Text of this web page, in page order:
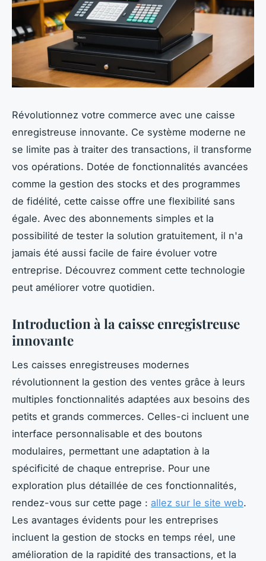
Révolutionnez votre commerce avec une caisse
enregistreuse innovante. Ce système moderne ne
se limite pas à traiter des transactions, il transforme
vos opérations. Dotée de fonctionnalités avancées
comme la gestion des stocks et des programmes
de fidélité, cette caisse offre une flexibilité sans
égale. Avec des abonnements simples et la
possibilité de tester la solution gratuitement, il n'a
jamais été aussi facile de faire évoluer votre
entreprise. Découvrez comment cette technologie
peut améliorer votre quotidien.
Introduction à la caisse enregistreuse
innovante
Les caisses enregistreuses modernes
révolutionnent la gestion des ventes grâce à leurs
multiples fonctionnalités adaptées aux besoins des
petits et grands commerces. Celles-ci incluent une
interface personnalisable et des boutons
modulaires, permettant une adaptation à la
spécificité de chaque entreprise. Pour une
exploration plus détaillée de ces fonctionnalités,
rendez-vous sur cette page : allez sur le site web.
Les avantages évidents pour les entreprises
incluent la gestion de stocks en temps réel, une
amélioration de la rapidité des transactions, et la